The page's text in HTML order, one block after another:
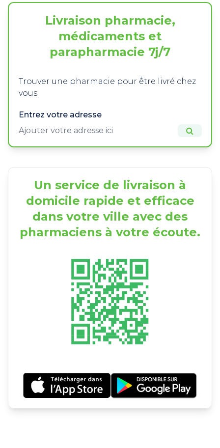
Livraison pharmacie,
médicaments et
parapharmacie 7j/7
Trouver une pharmacie pour être livré chez
vous
Entrez votre adresse
Un service de livraison à
domicile rapide et efficace
dans votre ville avec des
pharmaciens à votre écoute.